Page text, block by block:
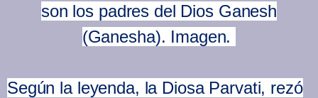
son los padres del Dios Ganesh
(Ganesha). Imagen.
Según la leyenda, la Diosa Parvati, rezó